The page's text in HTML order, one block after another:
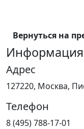
Вернуться на
Информация
Адрес
127220, Москва,
Телефон
8 (495) 788-17-01